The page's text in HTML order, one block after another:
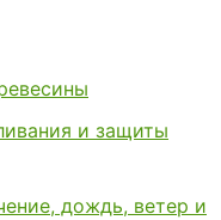
и защиты
дождь, ветер и